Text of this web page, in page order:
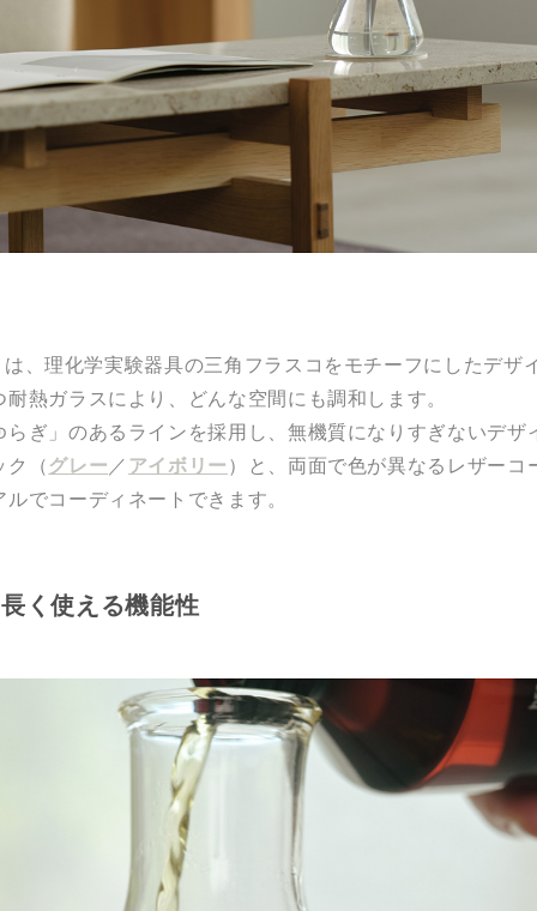
、理化学実験器具の三角フラスコをモチーフにしたデザ
熱ガラスにより、どんな空間にも調和します。
ぎ」のあるラインを採用し、無機質になりすぎないデザ
ク（ グレー ／ アイボリー ）と、両面で色が異なるレザー
でコーディネートできます。
く使える機能性